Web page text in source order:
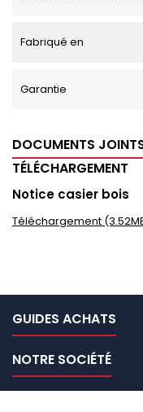
Fabriqué en
Garantie
DOCUMENTS
TÉLÉCHARGEMENT
Notice casier bois
Téléchargement
GUIDES ACHATS
NOTRE SOCIÉTÉ